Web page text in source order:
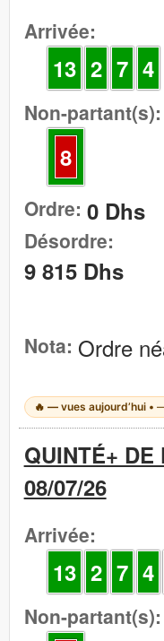
Arrivée:
13 2 7 4
Non-partant(s):
8
Ordre: 0 Dhs
Désordre:
9 815 Dhs
Nota: Ordre
🔥 —vues aujourd’hui •
QUINTÉ+ DE
08/07/26
Arrivée:
13 2 7 4
Non-partant(s):